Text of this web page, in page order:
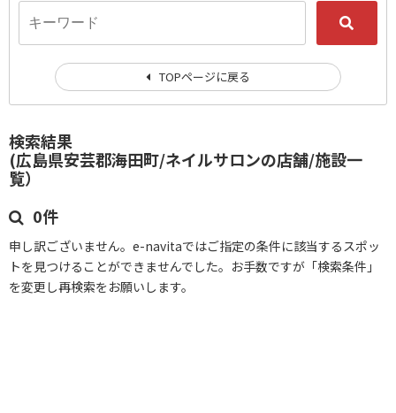
検索結果
(広島県安芸郡海田町/ネイルサロンの店舗/施設一
覧）
0件
申し訳ございません。e-navitaではご指定の条件に該当するスポッ
トを見つけることができませんでした。お手数ですが「検索条件」
を変更し再検索をお願いします。
TOPページに戻る